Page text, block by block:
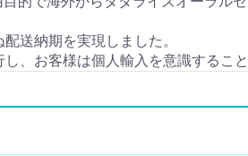
送納期を実現しました。
、お客様は個人輸入を意識するこ